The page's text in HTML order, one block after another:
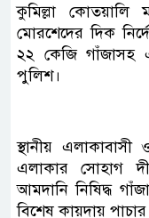
কুমিল্লা
মোরশেদের দিক
২২ কেজি গাঁজাসহ
পুলিশ।
স্থানীয়
এলাকার সোহাগ
আমদানি নিষিদ্ধ
বিশেষ কায়দায়